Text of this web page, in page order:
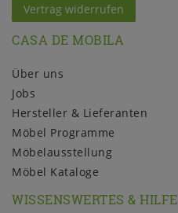
Vertrag widerrufen
CASA DE MOBILA
Über uns
Jobs
Hersteller & Lieferanten
Möbel Programme
Möbelausstellung
Möbel Kataloge
WISSENSWERTES & HILFE